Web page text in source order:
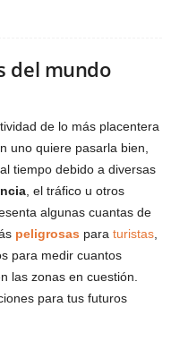
del mundo
de lo más placentera
uno quiere pasarla bien,
tiempo debido a diversas
, el tráfico u otros
algunas cuantas de
peligrosas para turistas
para medir cuantos
las zonas en cuestión.
para tus futuros